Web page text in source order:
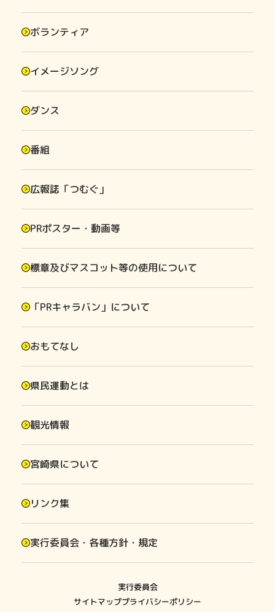
ボランティア
イメージソング
ダンス
番組
広報誌「つむぐ」
PRポスター・動画等
標章及びマスコット等の使用について
「PRキャラバン」について
おもてなし
県民運動とは
観光情報
宮崎県について
リンク集
実行委員会・各種方針・規定
実行委員会
サイトマッププライバシーポリシー